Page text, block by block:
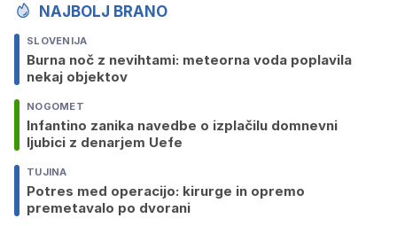
NAJBOLJ BRANO
SLOVENIJA
Burna noč z nevihtami: meteorna voda poplavila
nekaj objektov
NOGOMET
Infantino zanika navedbe o izplačilu domnevni
ljubici z denarjem Uefe
TUJINA
Potres med operacijo: kirurge in opremo
premetavalo po dvorani